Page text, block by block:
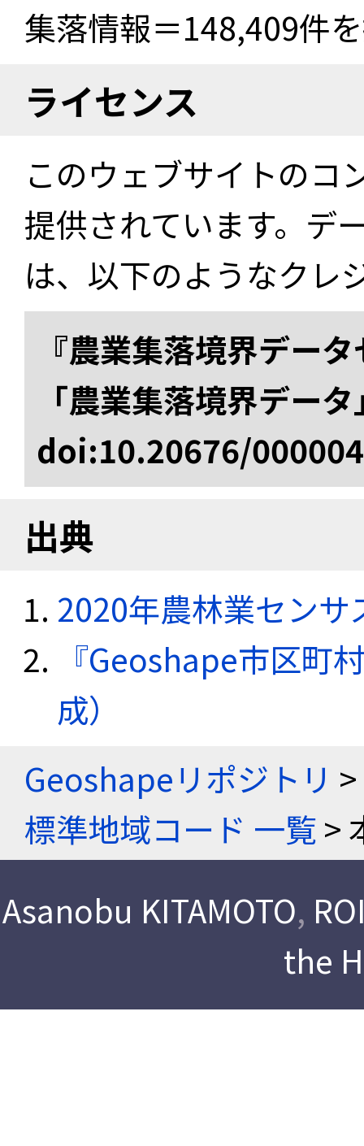
集落情報＝148,409件
ライセンス
このウェブサイトのコ
提供されています。デ
は、以下のようなクレ
『農業集落境界デー
「農業集落境界デー
doi:10.20676/
出典
2020年農林業セン
『Geoshape市区町
成）
Geoshapeリポジトリ >
標準地域コード 一覧>
Asanobu KITAMOTO,
the